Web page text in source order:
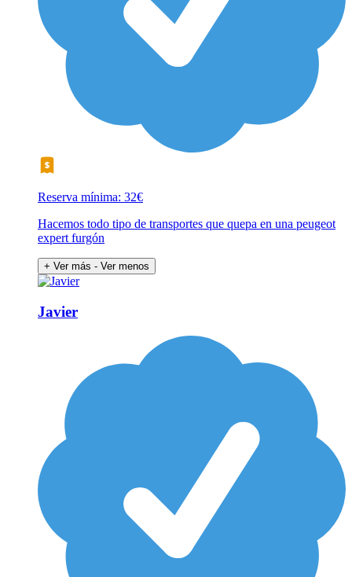
Reserva mínima: 32€
Hacemos todo tipo de transportes que quepa en una peugeot
expert furgón
+ Ver más - Ver menos
Javier